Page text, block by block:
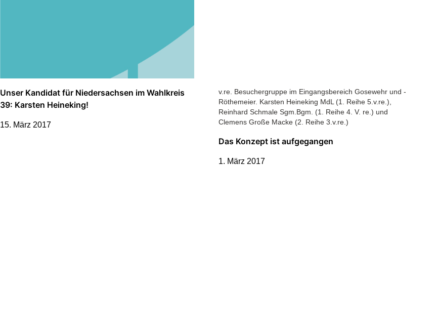
Unser Kandidat für Niedersachsen im Wahlkreis
39: Karsten Heineking!
15. März 2017
v.re. Besuchergruppe im Eingangsbereich Gosewehr und -
Röthemeier. Karsten Heineking MdL (1. Reihe 5.v.re.),
Reinhard Schmale Sgm.Bgm. (1. Reihe 4. V. re.) und
Clemens Große Macke (2. Reihe 3.v.re.)
Das Konzept ist aufgegangen
1. März 2017